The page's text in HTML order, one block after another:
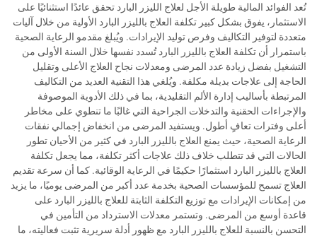
تُعد الفوائد المالية طويلة الأجل لعلاج الليزر البارد تحقق عائدًا استثنائيًا على
الاستثمار، يفوق بشكل كبير تكلفة العلاج بالليزر البارد الأولية من خلال آليات
متعددة لتوفير التكاليف وفرص توليد الإيرادات. ويُبلغ مقدمو الرعاية الصحية
باستمرار أن تكلفة العلاج بالليزر البارد تُسدد نفسها خلال السنة الأولى من
التشغيل بفضل زيادة عدد المرضى ومعدلات نجاح العلاج الأعلى وتقليل
الحاجة إلى علاجات بديلة مكلفة. ويُلغي هذا التقنية العديد من التكاليف
المرتبطة بأساليب إدارة الألم التقليدية، بما في ذلك الأدوية الموصوفة
والإجراءات الحقنية والتدخلات الجراحية التي غالبًا ما تنطوي على مخاطر
أعلى وفترات تعافٍ أطول. ويستفيد المرضى من انخفاض إجمالي نفقات
الرعاية الصحية، حيث يمنع العلاج بالليزر البارد في كثير من الأحيان تطور
الحالات التي قد تتطلب خلاف ذلك علاجات أكثر تكلفة، مما يجعل تكلفة
العلاج بالليزر البارد استثمارًا حكيمًا في الرعاية الوقائية. كما أن سرعة تقديم
العلاج تسمح للمؤسسات الصحية بخدمة عدد أكبر من المرضى يوميًا، ما يزيد
من إمكانات الإيرادات مع توزيع التكلفة الثابتة للعلاج بالليزر البارد على
قاعدة أوسع من المرضى. وتستمر معدلات الاسترداد من التأمين في
التحسن بالنسبة للعلاج بالليزر البارد مع ظهور أدلة سريرية تثبت فعاليته، ما